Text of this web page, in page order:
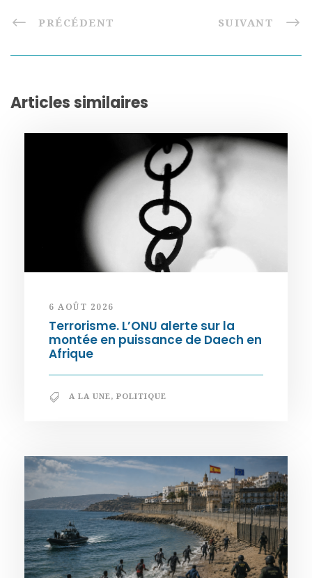
PRÉCÉDENT SUIVANT
Articles similaires
6 AOÛT 2026
Terrorisme. L’ONU alerte sur la
montée en puissance de Daech en
Afrique
A LA UNE, POLITIQUE